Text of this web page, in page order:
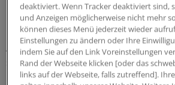
Prof. Dr. med. Dieter W. Paar:Ich will
unterstreichen: Sanofi wird bei der
Arzneimittel in Zukunft noch stärker
setzen, was wirklich neuartig ist. Wir
Moleküle konzentrieren, die eine
deaktiviert. Wenn Tracker deaktiviert sind,
und Anzeigen möglicherweise nicht mehr
können dieses Menü jederzeit wieder
Einstellungen zu ändern oder Ihre
indem Sie auf den Link Voreinstellungen
Rand der Webseite klicken [oder das
links auf der Webseite, falls zutreffend].